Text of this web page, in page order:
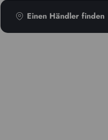
Einen Händler finden